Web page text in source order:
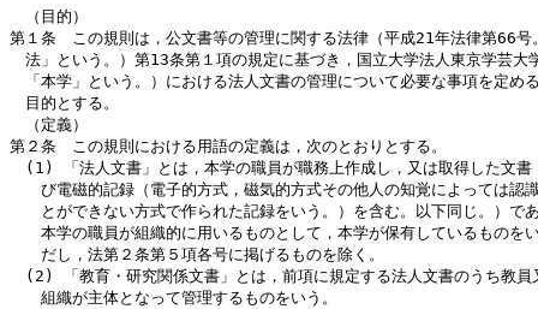
（目的）
第１条　この規則は，公文書等の管理に関する法律（平成21年法律第66号
法」という。）第13条第１項の規定に基づき，国立大学法人東京学芸大
「本学」という。）における法人文書の管理について必要な事項を定め
目的とする。
（定義）
第２条　この規則における用語の定義は，次のとおりとする。
(1) 「法人文書」とは，本学の職員が職務上作成し，又は取得した文書
び電磁的記録（電子的方式，磁気的方式その他人の知覚によっては認
とができない方式で作られた記録をいう。）を含む。以下同じ。）で
本学の職員が組織的に用いるものとして，本学が保有しているものを
だし，法第２条第５項各号に掲げるものを除く。
(2) 「教育・研究関係文書」とは，前項に規定する法人文書のうち教員
組織が主体となって管理するものをいう。